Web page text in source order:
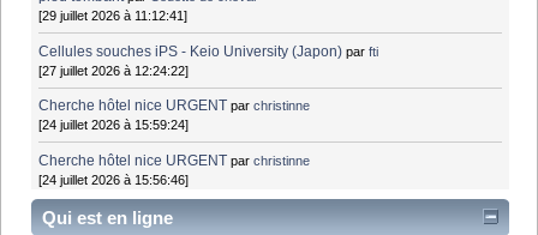
[29 juillet 2026 à 11:12:41]
Cellules souches iPS - Keio University (Japon) parfti
[27 juillet 2026 à 12:24:22]
Cherche hôtel nice URGENT parchristinne
[24 juillet 2026 à 15:59:24]
Cherche hôtel nice URGENT parchristinne
[24 juillet 2026 à 15:56:46]
Qui est en ligne